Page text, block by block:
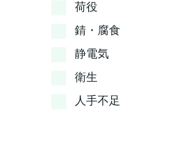
荷役
錆・腐食
静電気
衛生
人手不足